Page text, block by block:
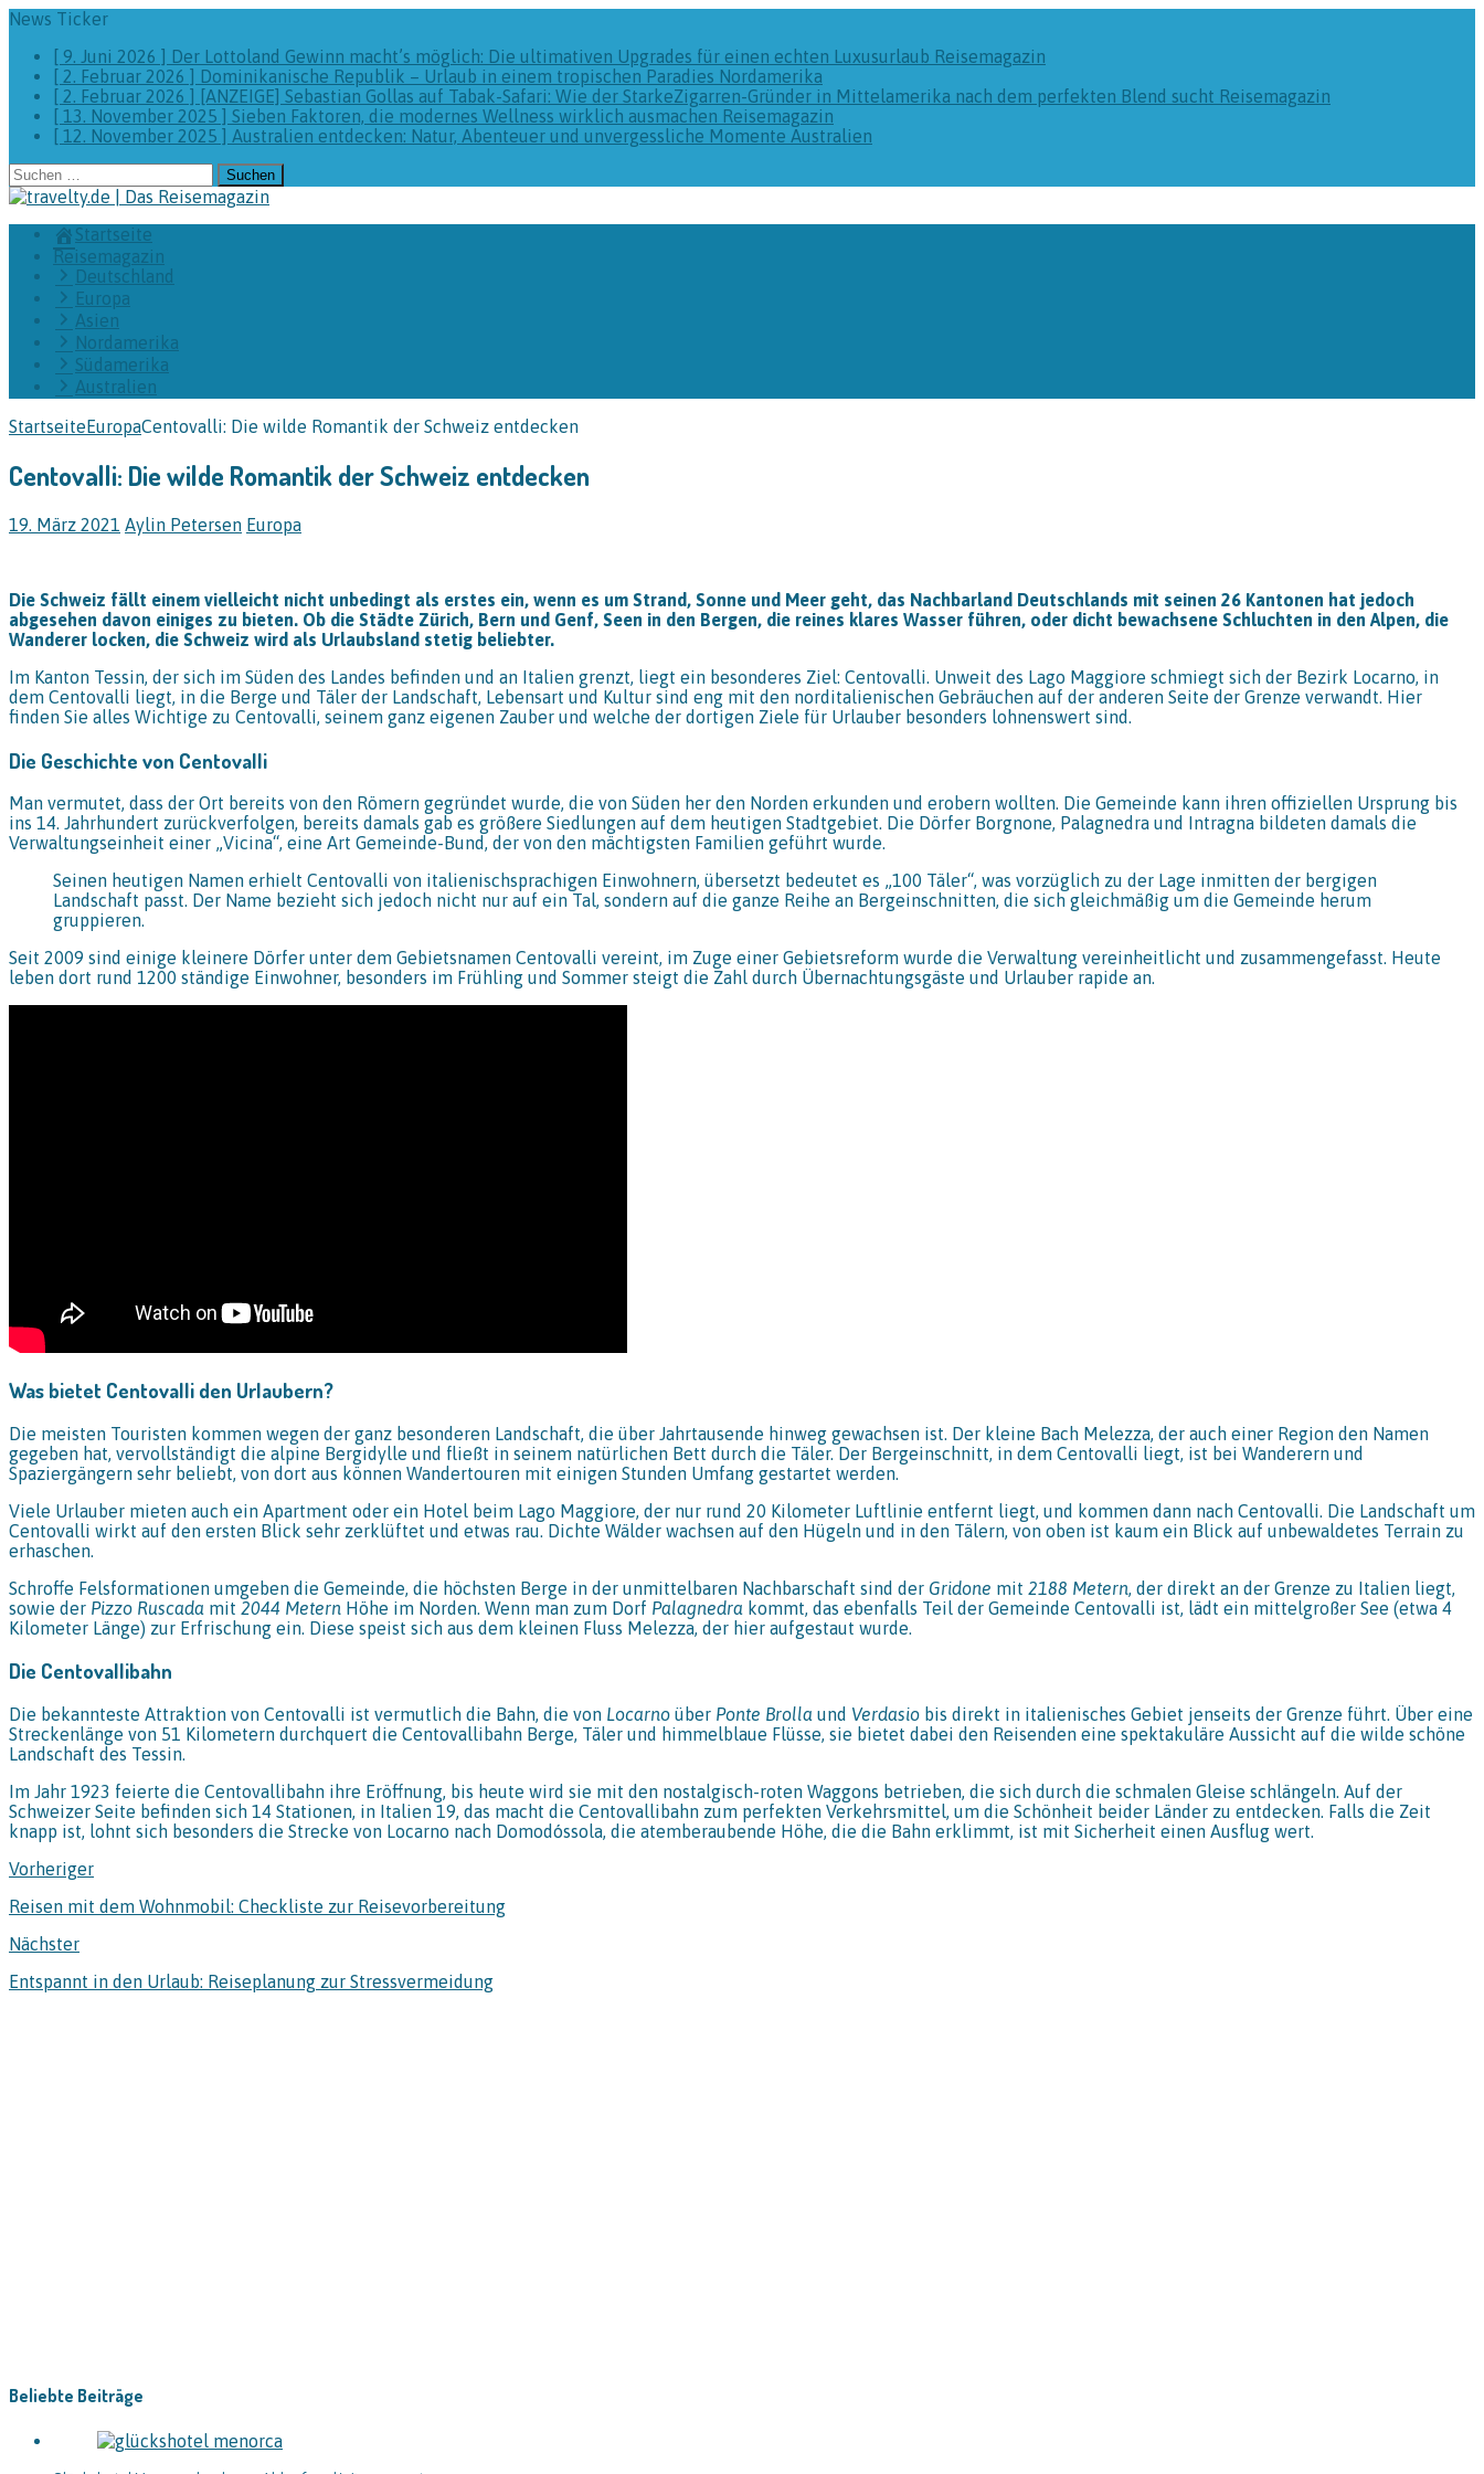
News Ticker
[ 9. Juni 2026 ] Der Lottoland Gewinn macht’s möglich: Die ultimativen Upgrades für einen echten Luxusurlaub Reisemagazin
[ 2. Februar 2026 ] Dominikanische Republik – Urlaub in einem tropischen Paradies Nordamerika
[ 2. Februar 2026 ] [ANZEIGE] Sebastian Gollas auf Tabak-Safari: Wie der StarkeZigarren-Gründer in Mittelamerika nach dem perfekten Blend sucht Reisemagazin
[ 13. November 2025 ] Sieben Faktoren, die modernes Wellness wirklich ausmachen Reisemagazin
[ 12. November 2025 ] Australien entdecken: Natur, Abenteuer und unvergessliche Momente Australien
Suchen
nach:
Startseite
Reisemagazin
Deutschland
Europa
Asien
Nordamerika
Südamerika
Australien
StartseiteEuropaCentovalli: Die wilde Romantik der Schweiz entdecken
Centovalli: Die wilde Romantik der Schweiz entdecken
19. März 2021 Aylin Petersen Europa
Die Schweiz fällt einem vielleicht nicht unbedingt als erstes ein, wenn es um Strand, Sonne und Meer geht, das Nachbarland Deutschlands mit seinen 26 Kantonen hat jedoch
abgesehen davon einiges zu bieten. Ob die Städte Zürich, Bern und Genf, Seen in den Bergen, die reines klares Wasser führen, oder dicht bewachsene Schluchten in den Alpen, die
Wanderer locken, die Schweiz wird als Urlaubsland stetig beliebter.
Im Kanton Tessin, der sich im Süden des Landes befinden und an Italien grenzt, liegt ein besonderes Ziel: Centovalli. Unweit des Lago Maggiore schmiegt sich der Bezirk Locarno, in
dem Centovalli liegt, in die Berge und Täler der Landschaft, Lebensart und Kultur sind eng mit den norditalienischen Gebräuchen auf der anderen Seite der Grenze verwandt. Hier
finden Sie alles Wichtige zu Centovalli, seinem ganz eigenen Zauber und welche der dortigen Ziele für Urlauber besonders lohnenswert sind.
Die Geschichte von Centovalli
Man vermutet, dass der Ort bereits von den Römern gegründet wurde, die von Süden her den Norden erkunden und erobern wollten. Die Gemeinde kann ihren offiziellen Ursprung bis
ins 14. Jahrhundert zurückverfolgen, bereits damals gab es größere Siedlungen auf dem heutigen Stadtgebiet. Die Dörfer Borgnone, Palagnedra und Intragna bildeten damals die
Verwaltungseinheit einer „Vicina“, eine Art Gemeinde-Bund, der von den mächtigsten Familien geführt wurde.
Seinen heutigen Namen erhielt Centovalli von italienischsprachigen Einwohnern, übersetzt bedeutet es „100 Täler“, was vorzüglich zu der Lage inmitten der bergigen
Landschaft passt. Der Name bezieht sich jedoch nicht nur auf ein Tal, sondern auf die ganze Reihe an Bergeinschnitten, die sich gleichmäßig um die Gemeinde herum
gruppieren.
Seit 2009 sind einige kleinere Dörfer unter dem Gebietsnamen Centovalli vereint, im Zuge einer Gebietsreform wurde die Verwaltung vereinheitlicht und zusammengefasst. Heute
leben dort rund 1200 ständige Einwohner, besonders im Frühling und Sommer steigt die Zahl durch Übernachtungsgäste und Urlauber rapide an.
Was bietet Centovalli den Urlaubern?
Die meisten Touristen kommen wegen der ganz besonderen Landschaft, die über Jahrtausende hinweg gewachsen ist. Der kleine Bach Melezza, der auch einer Region den Namen
gegeben hat, vervollständigt die alpine Bergidylle und fließt in seinem natürlichen Bett durch die Täler. Der Bergeinschnitt, in dem Centovalli liegt, ist bei Wanderern und
Spaziergängern sehr beliebt, von dort aus können Wandertouren mit einigen Stunden Umfang gestartet werden.
Viele Urlauber mieten auch ein Apartment oder ein Hotel beim Lago Maggiore, der nur rund 20 Kilometer Luftlinie entfernt liegt, und kommen dann nach Centovalli. Die Landschaft um
Centovalli wirkt auf den ersten Blick sehr zerklüftet und etwas rau. Dichte Wälder wachsen auf den Hügeln und in den Tälern, von oben ist kaum ein Blick auf unbewaldetes Terrain zu
erhaschen.
Schroffe Felsformationen umgeben die Gemeinde, die höchsten Berge in der unmittelbaren Nachbarschaft sind der Gridone mit 2188 Metern, der direkt an der Grenze zu Italien liegt,
sowie der Pizzo Ruscada mit 2044 Metern Höhe im Norden. Wenn man zum Dorf Palagnedra kommt, das ebenfalls Teil der Gemeinde Centovalli ist, lädt ein mittelgroßer See (etwa 4
Kilometer Länge) zur Erfrischung ein. Diese speist sich aus dem kleinen Fluss Melezza, der hier aufgestaut wurde.
Die Centovallibahn
Die bekannteste Attraktion von Centovalli ist vermutlich die Bahn, die von Locarno über Ponte Brolla und Verdasio bis direkt in italienisches Gebiet jenseits der Grenze führt. Über eine
Streckenlänge von 51 Kilometern durchquert die Centovallibahn Berge, Täler und himmelblaue Flüsse, sie bietet dabei den Reisenden eine spektakuläre Aussicht auf die wilde schöne
Landschaft des Tessin.
Im Jahr 1923 feierte die Centovallibahn ihre Eröffnung, bis heute wird sie mit den nostalgisch-roten Waggons betrieben, die sich durch die schmalen Gleise schlängeln. Auf der
Schweizer Seite befinden sich 14 Stationen, in Italien 19, das macht die Centovallibahn zum perfekten Verkehrsmittel, um die Schönheit beider Länder zu entdecken. Falls die Zeit
knapp ist, lohnt sich besonders die Strecke von Locarno nach Domodóssola, die atemberaubende Höhe, die die Bahn erklimmt, ist mit Sicherheit einen Ausflug wert.
Vorheriger
Reisen mit dem Wohnmobil: Checkliste zur Reisevorbereitung
Nächster
Entspannt in den Urlaub: Reiseplanung zur Stressvermeidung
Beliebte Beiträge